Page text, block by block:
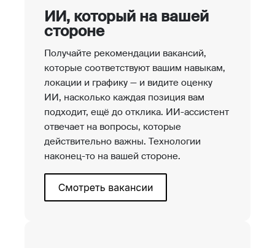
ИИ, который на вашей
стороне
Получайте рекомендации вакансий,
которые соответствуют вашим навыкам,
локации и графику — и видите оценку
ИИ, насколько каждая позиция вам
подходит, ещё до отклика. ИИ-ассистент
отвечает на вопросы, которые
действительно важны. Технологии
наконец-то на вашей стороне.